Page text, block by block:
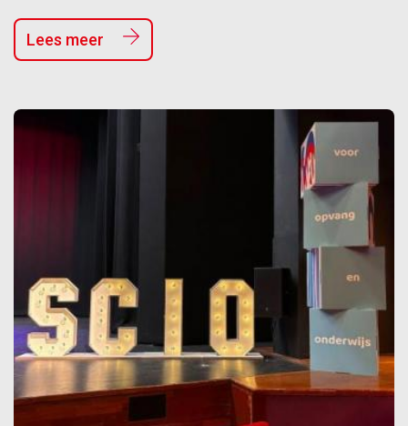
Lees meer